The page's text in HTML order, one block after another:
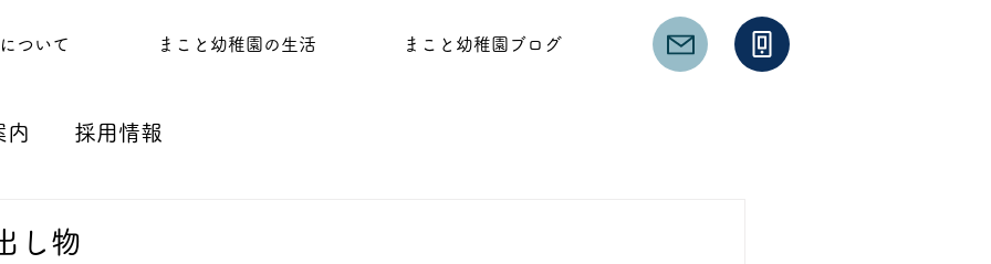
ついて まこと幼稚園の生活 まこと幼稚園ブログ
内 採用情報
し物